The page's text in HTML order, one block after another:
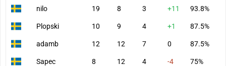
nilo 19 8 3 +11 93.8%
Plopski 10 9 4 +1 87.5%
adamb 12 12 7 0 87.5%
Sapec 8 12 4 -4 75%